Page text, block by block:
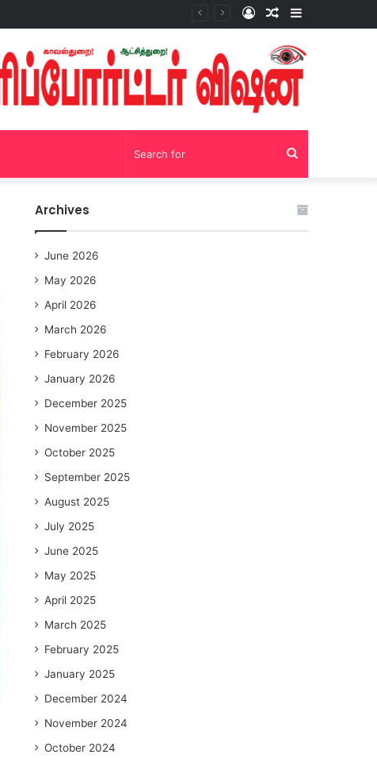
Sidebar
Random
Log
Search
Archives
June 2026
May 2026
April 2026
March 2026
February 2026
January 2026
December 2025
November 2025
October 2025
September 2025
August 2025
July 2025
June 2025
May 2025
April 2025
March 2025
February 2025
January 2025
December 2024
November 2024
October 2024